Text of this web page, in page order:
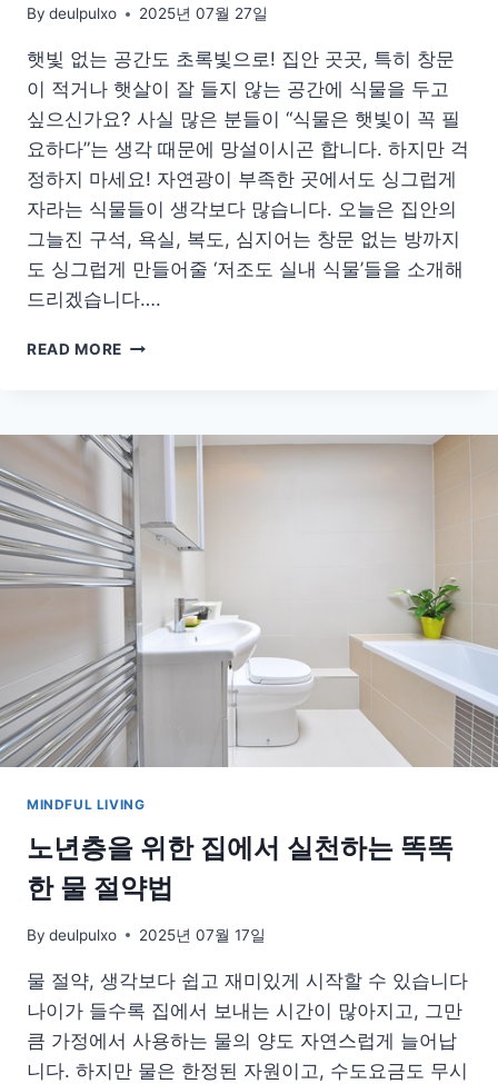
By deulpulxo 2025년 07월 27일
햇빛 없는 공간도 초록빛으로! 집안 곳곳, 특히 창문
이 적거나 햇살이 잘 들지 않는 공간에 식물을 두고
싶으신가요? 사실 많은 분들이 “식물은 햇빛이 꼭 필
요하다”는 생각 때문에 망설이시곤 합니다. 하지만 걱
정하지 마세요! 자연광이 부족한 곳에서도 싱그럽게
자라는 식물들이 생각보다 많습니다. 오늘은 집안의
그늘진 구석, 욕실, 복도, 심지어는 창문 없는 방까지
도 싱그럽게 만들어줄 ‘저조도 실내 식물’들을 소개해
드리겠습니다….
READ MORE 햇
도
잘
자
는
실
내
물
베
스
트
MINDFUL LIVING
노년층을 위한 집에서 실천하는 똑똑
한 물 절약법
By deulpulxo 2025년 07월 17일
물 절약, 생각보다 쉽고 재미있게 시작할 수 있습니다
나이가 들수록 집에서 보내는 시간이 많아지고, 그만
큼 가정에서 사용하는 물의 양도 자연스럽게 늘어납
니다. 하지만 물은 한정된 자원이고, 수도요금도 무시